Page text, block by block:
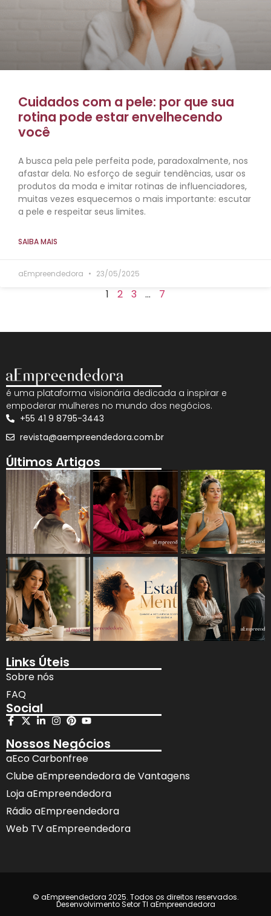
Cuidados com a pele: por que sua
rotina pode estar envelhecendo
você
A busca pela pele perfeita pode, paradoxalmente, nos
afastar dela. No esforço de seguir tendências, usar os
produtos da moda e imitar rotinas de influenciadores,
muitas vezes esquecemos o mais importante: escutar
a pele e respeitar seus limites.
SAIBA MAIS
aEmpreendedora 23/05/2025
1 2 3 … 7
é uma plataforma visionária dedicada a inspirar e
empoderar mulheres no mundo dos negócios.
+55 41 9 8795-3443
revista@aempreendedora.com.br
Últimos Artigos
Links Úteis
Sobre nós
FAQ
Social
Nossos Negócios
aEco Carbonfree
Clube aEmpreendedora de Vantagens
Loja aEmpreendedora
Rádio aEmpreendedora
Web TV aEmpreendedora
© aEmpreendedora 2025. Todos os direitos reservados.
Desenvolvimento Setor TI aEmpreendedora